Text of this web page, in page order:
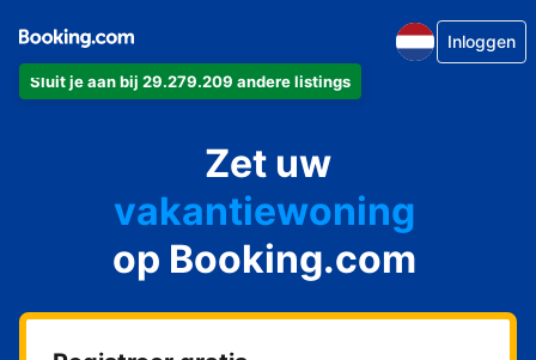
Sluit je aan bij 29.279.209 andere listings
Inloggen
Zet uw
appartement
hotel
vakantiewoning
pension
bed & breakfast
op Booking.com